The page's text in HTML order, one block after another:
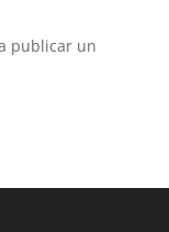
publicar un